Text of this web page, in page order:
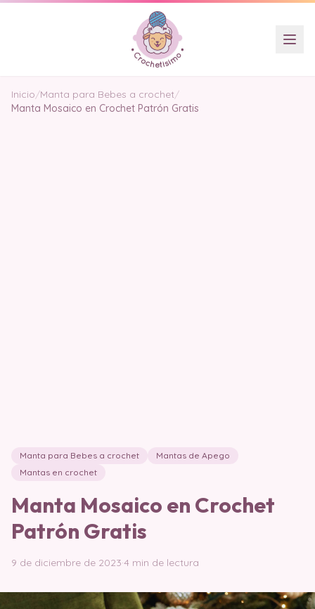
Inicio/Manta para Bebes a crochet/
Manta Mosaico en Crochet Patrón Gratis
Manta para Bebes a crochet
Mantas de Apego
Mantas en crochet
Manta Mosaico en Crochet
Patrón Gratis
9 de diciembre de 2023·4 min de lectura